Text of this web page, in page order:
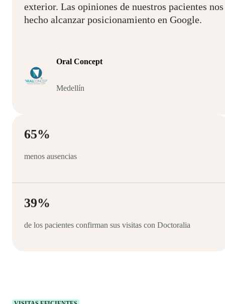
exterior. Las opiniones de nuestros pacientes
hecho alcanzar posicionamiento en Google.
Oral Concept
Medellín
65%
menos ausencias
39%
de los pacientes confirman sus visitas con Doctoralia